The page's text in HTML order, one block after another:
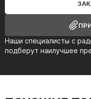
Наши специалисты с
подберут наилучшее